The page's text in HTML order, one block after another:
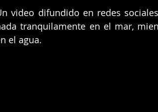
video difundido en redes
tranquilamente en el mar,
el agua.